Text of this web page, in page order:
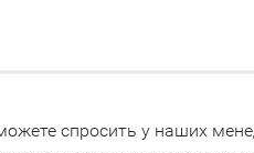
спросить у наших